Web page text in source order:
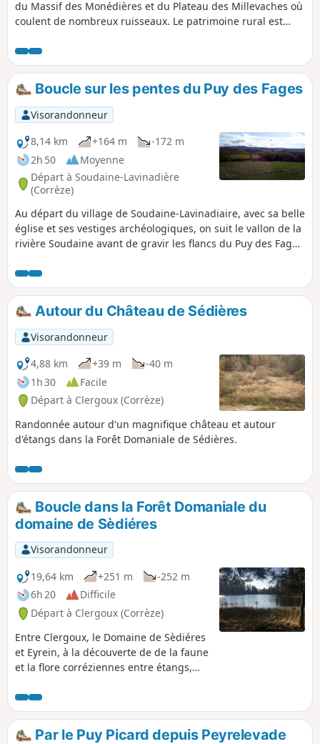
du Massif des Monédières et du Plateau des Millevaches où
coulent de nombreux ruisseaux. Le patrimoine rural est
L'hiver vous pourrez faire ce circuit en ski de fond.
Boucle sur les pentes du Puy des Fages
Visorandonneur
8,14 km
+164 m
-172 m
2h 50
Moyenne
Départ à Soudaine-Lavinadière
(Corrèze)
Au départ du village de Soudaine-Lavinadiaire, avec sa belle
église et ses vestiges archéologiques, on suit le vallon de la
rivière Soudaine avant de gravir les flancs du Puy des Fages
tableau, quelques ruisseaux rafraîchissants et de verts
pâturages, où paissent vaches Limousines et chevaux.
Autour du Château de Sédières
Visorandonneur
4,88 km
+39 m
-40 m
1h 30
Facile
Départ à Clergoux (Corrèze)
Randonnée autour d'un magnifique château et autour
d'étangs dans la Forêt Domaniale de Sédières.
Boucle dans la Forêt Domaniale du
domaine de Sèdiéres
Visorandonneur
19,64 km
+251 m
-252 m
6h 20
Difficile
Départ à Clergoux (Corrèze)
Entre Clergoux, le Domaine de Sèdiéres
et Eyrein, à la découverte de de la faune
et la flore corréziennes entre étangs,
Par le Puy Picard depuis Peyrelevade